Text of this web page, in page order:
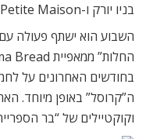
בניו יורק ו-La Petite Maison בלונדון.
השבוע הוא ישתף פעולה
בחודשים האחרונים על
ה”קרוסל” באופן מיוחד.
וקוקטיילים של “בר